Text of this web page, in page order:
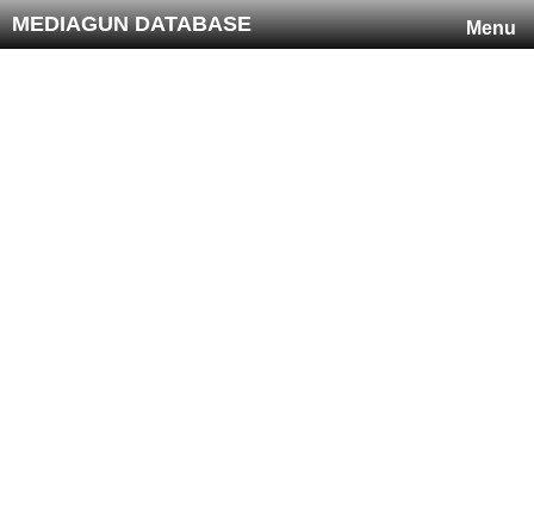
Menu
MEDIAGUN DATABASE